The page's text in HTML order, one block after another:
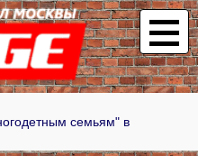
семьям" в